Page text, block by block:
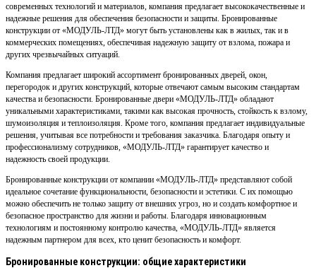
современных технологий и материалов, компания предлагает высококачественные и
надежные решения для обеспечения безопасности и защиты. Бронированные
конструкции от «МОДУЛЬ-ЛТД» могут быть установлены как в жилых, так и в
коммерческих помещениях, обеспечивая надежную защиту от взлома, пожара и
других чрезвычайных ситуаций.
Компания предлагает широкий ассортимент бронированных дверей, окон,
перегородок и других конструкций, которые отвечают самым высоким стандартам
качества и безопасности. Бронированные двери «МОДУЛЬ-ЛТД» обладают
уникальными характеристиками, такими как высокая прочность, стойкость к взлому,
шумоизоляция и теплоизоляция. Кроме того, компания предлагает индивидуальные
решения, учитывая все потребности и требования заказчика. Благодаря опыту и
профессионализму сотрудников, «МОДУЛЬ-ЛТД» гарантирует качество и
надежность своей продукции.
Бронированные конструкции от компании «МОДУЛЬ-ЛТД» представляют собой
идеальное сочетание функциональности, безопасности и эстетики. С их помощью
можно обеспечить не только защиту от внешних угроз, но и создать комфортное и
безопасное пространство для жизни и работы. Благодаря инновационным
технологиям и постоянному контролю качества, «МОДУЛЬ-ЛТД» является
надежным партнером для всех, кто ценит безопасность и комфорт.
Бронированные конструкции: общие характеристики